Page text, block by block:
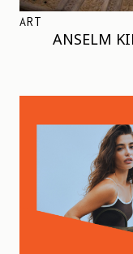
ART
ANSELM